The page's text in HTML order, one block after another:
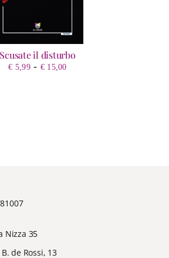
Scusate il disturbo
€ 5,99 - € 15,00Fascia
Nizza 35
de Rossi, 13